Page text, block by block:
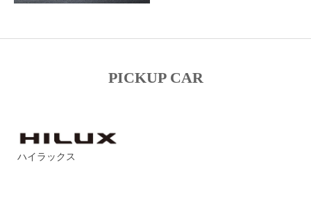
PICKUP CAR
ハイラックス